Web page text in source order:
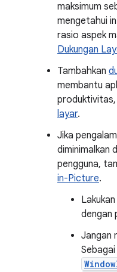
maksimum
mengetahui
rasio aspek
Dukungan
Tambahkan
membantu
produktivitas,
layar.
Jika
diminimalkan
pengguna,
in-Picture.
dengan
Jangan